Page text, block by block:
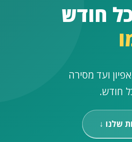
חודש
ועד מסירה
חודש.
שלנו ↓